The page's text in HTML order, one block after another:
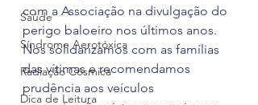
Saúde
Síndrome Aerotóxica
Radiação Cósmica
Dica de Leitura
com a Associação na divulgação do
perigo baloeiro nos últimos anos.
Nos solidarizamos com as famílias
das vítimas e recomendamos
prudência aos veículos